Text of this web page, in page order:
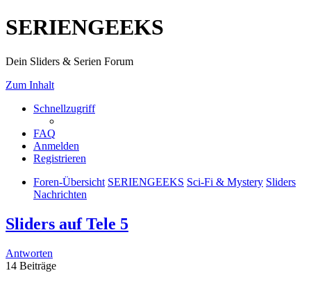
SERIENGEEKS
Dein Sliders & Serien Forum
Zum Inhalt
Schnellzugriff
FAQ
Anmelden
Registrieren
Foren-Übersicht SERIENGEEKS Sci-Fi & Mystery Sliders
Nachrichten
Sliders auf Tele 5
Antworten
14 Beiträge